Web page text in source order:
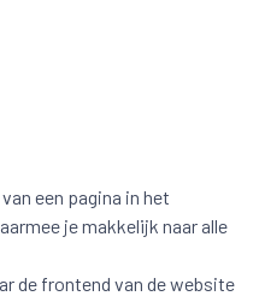
een pagina in het
je makkelijk naar alle
de frontend van de website